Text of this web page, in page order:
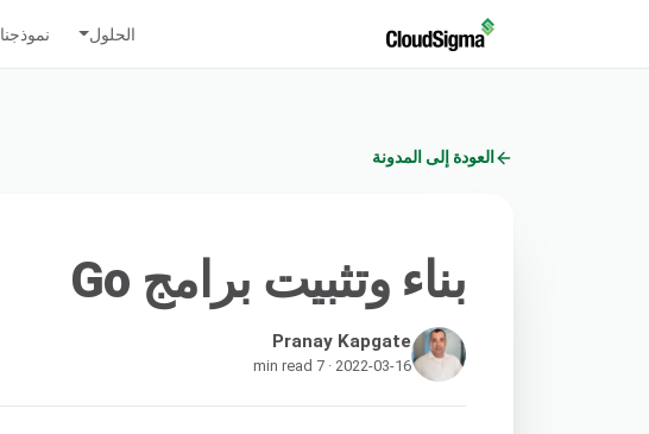
الحلول نموذجنا
العودة إلى المدونة
بناء وتثبيت برامج Go
Pranay Kapgate
2022-03-16 · 7 min read